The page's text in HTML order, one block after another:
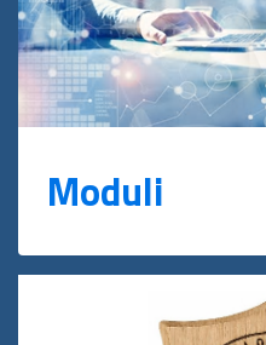
Moduli